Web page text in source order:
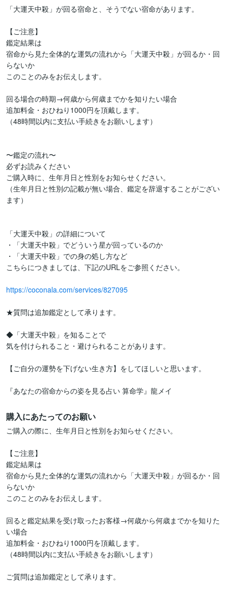
「大運天中殺」が回る宿命と、そうでない宿命があります。
【ご注意】
鑑定結果は
宿命から見た全体的な運気の流れから「大運天中殺」が回るか・回
らないか
このことのみをお伝えします。
回る場合の時期→何歳から何歳までかを知りたい場合
追加料金・おひねり1000円を頂戴します。
（48時間以内に支払い手続きをお願いします）
〜鑑定の流れ〜
必ずお読みください
ご購入時に、生年月日と性別をお知らせください。
（生年月日と性別の記載が無い場合、鑑定を辞退することがござい
ます）
「大運天中殺」の詳細について
・「大運天中殺」でどういう星が回っているのか
・「大運天中殺」での身の処し方など
こちらにつきましては、下記のURLをご参照ください。
https://coconala.com/services/827095
★質問は追加鑑定として承ります。
◆「大運天中殺」を知ることで
気を付けられること・避けられることがあります。
【ご自分の運勢を下げない生き方】をしてほしいと思います。
『あなたの宿命からの姿を見る占い 算命学』龍メイ
購入にあたってのお願い
ご購入の際に、生年月日と性別をお知らせください。
【ご注意】
鑑定結果は
宿命から見た全体的な運気の流れから「大運天中殺」が回るか・回
らないか
このことのみをお伝えします。
回ると鑑定結果を受け取ったお客様→何歳から何歳までかを知りた
い場合
追加料金・おひねり1000円を頂戴します。
（48時間以内に支払い手続きをお願いします）
ご質問は追加鑑定として承ります。